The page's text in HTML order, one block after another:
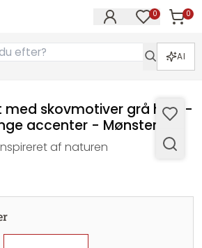
0 0
Varer
AI
skovmotiver grå hvid -
accenter - Mønster
inspireret af naturen